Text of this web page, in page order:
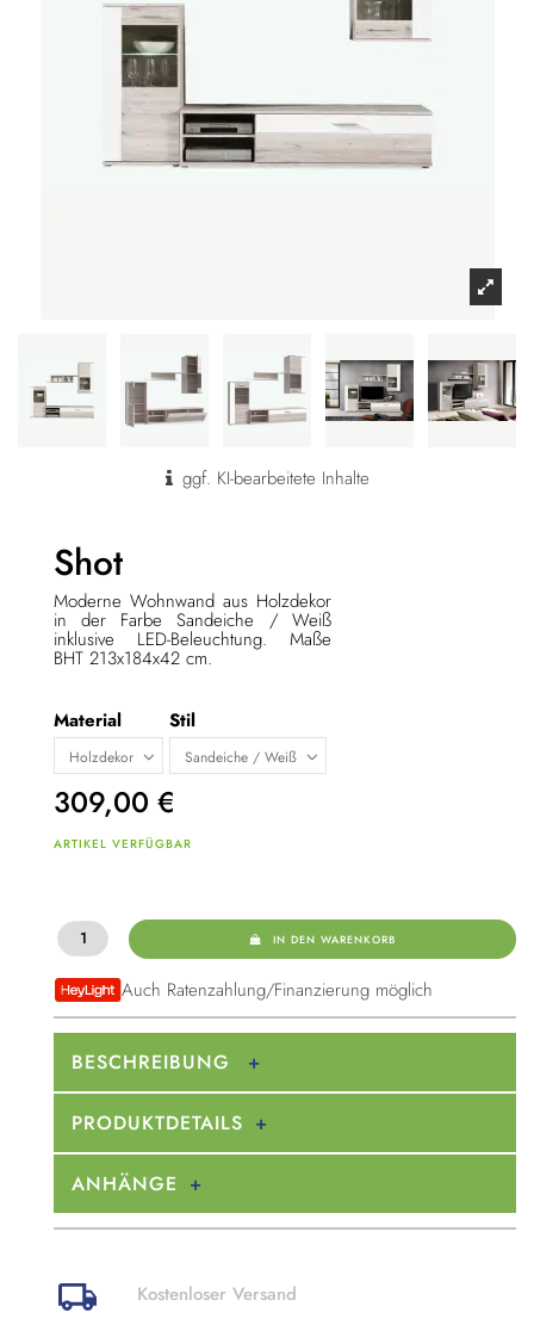
ggf. KI-bearbeitete Inhalte
Shot
Moderne Wohnwand aus Holzdekor
in der Farbe Sandeiche / Weiß
inklusive LED-Beleuchtung. Maße
BHT 213x184x42 cm.
Material Stil
309,00 €
ARTIKEL VERFÜGBAR
IN DEN WARENKORB
Auch Ratenzahlung/Finanzierung möglich
BESCHREIBUNG
PRODUKTDETAILS
ANHÄNGE
Kostenloser Versand